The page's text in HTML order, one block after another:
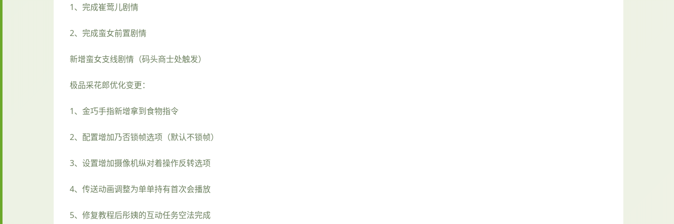
1、完成崔莺儿剧情
2、完成蛮女前置剧情
新增蛮女支线剧情（码头商士处触发）
极品采花郎优化变更：
1、金巧手指新增拿到食物指令
2、配置增加乃否锁帧选项（默认不锁帧）
3、设置增加摄像机纵对着操作反转选项
4、传送动画调整为单单持有首次会播放
5、修复教程后彤姨的互动任务空法完成